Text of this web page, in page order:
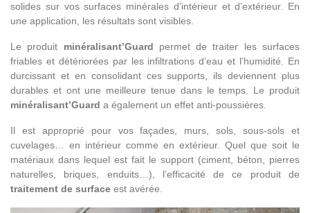
solides sur vos surfaces minérales d’intérieur et d’extérieur. En
une application, les résultats sont visibles.
Le produit minéralisant’Guard permet de traiter les surfaces
friables et détériorées par les infiltrations d’eau et l’humidité. En
durcissant et en consolidant ces supports, ils deviennent plus
durables et ont une meilleure tenue dans le temps. Le produit
minéralisant’Guard a également un effet anti-poussières.
Il est approprié pour vos façades, murs, sols, sous-sols et
cuvelages… en intérieur comme en extérieur. Quel que soit le
matériaux dans lequel est fait le support (ciment, béton, pierres
naturelles, briques, enduits…), l’efficacité de ce produit de
traitement de surface est avérée.